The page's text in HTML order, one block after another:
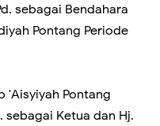
sebagai Bendahara
Pontang Periode
'Aisyiyah Pontang
sebagai Ketua dan Hj.